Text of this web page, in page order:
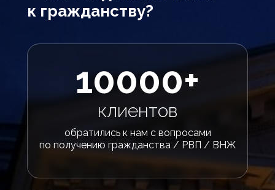
10000+
обратились к нам с вопросами
по получению гражданства / РВП / ВНЖ
клиентов
к гражданству?